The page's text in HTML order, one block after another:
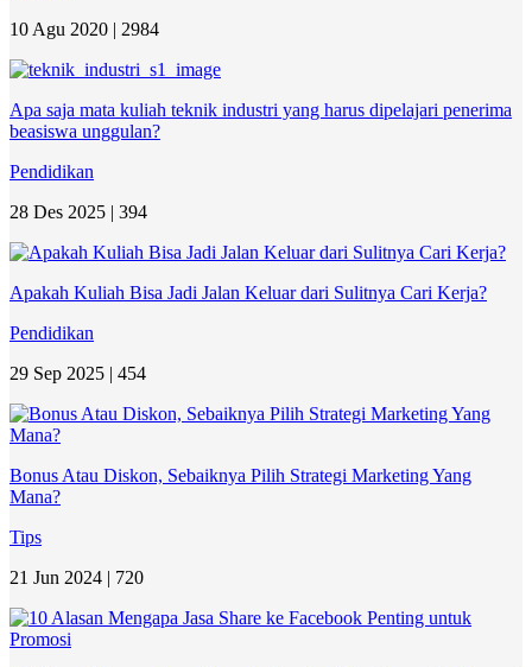
10 Agu 2020 | 2984
Apa saja mata kuliah teknik industri yang harus dipelajari penerima
beasiswa unggulan?
Pendidikan
28 Des 2025 | 394
Apakah Kuliah Bisa Jadi Jalan Keluar dari Sulitnya Cari Kerja?
Pendidikan
29 Sep 2025 | 454
Bonus Atau Diskon, Sebaiknya Pilih Strategi Marketing Yang
Mana?
Tips
21 Jun 2024 | 720